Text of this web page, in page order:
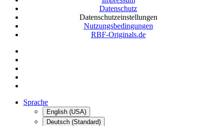
Datenschutz
Datenschutzeinstellungen
Nutzungsbedingungen
RBF-Originals.de
Sprache
English (USA)
Deutsch (Standard)